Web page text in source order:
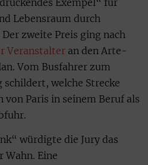
Lebensraum durch
zweite Preis ging nach
Veranstalter an den Arte-
Vom Busfahrer zum
welche Strecke
von Paris in seinem Beruf als
würdigte die Jury das
Wahn. Eine